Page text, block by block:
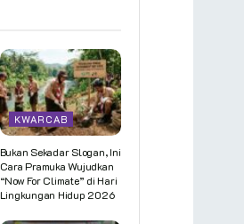
KWARCAB
Bukan Sekadar Slogan, Ini
Cara Pramuka Wujudkan
“Now For Climate” di Hari
Lingkungan Hidup 2026